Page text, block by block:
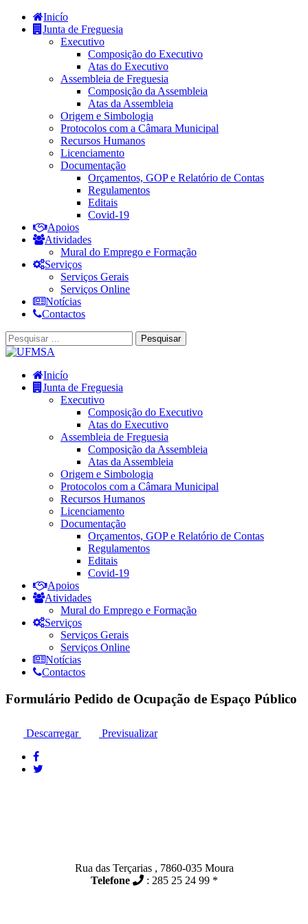
Inicío
Junta de Freguesia
Executivo
Composição do Executivo
Atas do Executivo
Assembleia de Freguesia
Composição da Assembleia
Atas da Assembleia
Origem e Simbologia
Protocolos com a Câmara Municipal
Recursos Humanos
Licenciamento
Documentação
Orçamentos, GOP e Relatório de Contas
Regulamentos
Editais
Covid-19
Apoios
Atividades
Mural do Emprego e Formação
Serviços
Serviços Gerais
Serviços Online
Notícias
Contactos
Inicío
Junta de Freguesia
Executivo
Composição do Executivo
Atas do Executivo
Assembleia de Freguesia
Composição da Assembleia
Atas da Assembleia
Origem e Simbologia
Protocolos com a Câmara Municipal
Recursos Humanos
Licenciamento
Documentação
Orçamentos, GOP e Relatório de Contas
Regulamentos
Editais
Covid-19
Apoios
Atividades
Mural do Emprego e Formação
Serviços
Serviços Gerais
Serviços Online
Notícias
Contactos
Formulário Pedido de Ocupação de Espaço Público
Descarregar Previsualizar
Rua das Terçarias , 7860-035 Moura
Telefone
: 285 25 24 99 *